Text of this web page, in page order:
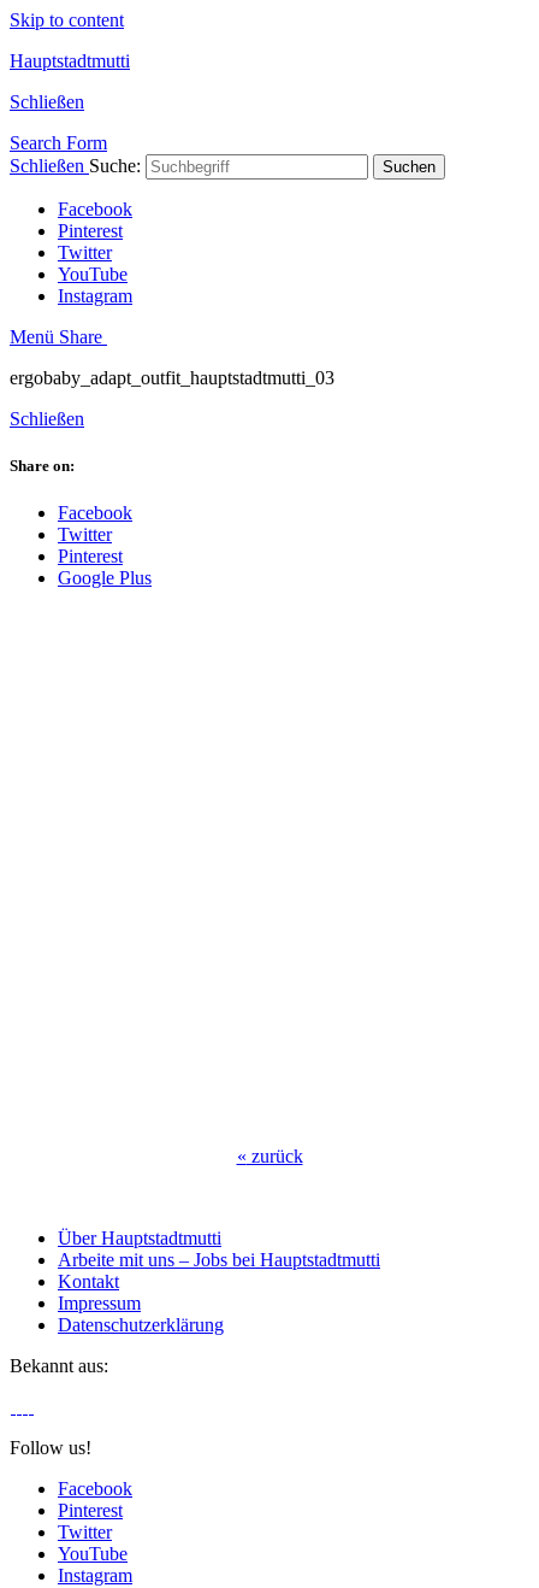
Skip to content
Hauptstadtmutti
Schließen
Search Form
Schließen Suche: Suchen
Facebook
Pinterest
Twitter
YouTube
Instagram
Menü Share
ergobaby_adapt_outfit_hauptstadtmutti_03
Schließen
Share on:
Facebook
Twitter
Pinterest
Google Plus
« zurück
Über Hauptstadtmutti
Arbeite mit uns – Jobs bei Hauptstadtmutti
Kontakt
Impressum
Datenschutzerklärung
Bekannt aus:
Follow us!
Facebook
Pinterest
Twitter
YouTube
Instagram